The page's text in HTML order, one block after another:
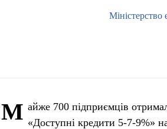
Міністерство
М айже 700 підприємців
«Доступні кредити 5-7-9%»